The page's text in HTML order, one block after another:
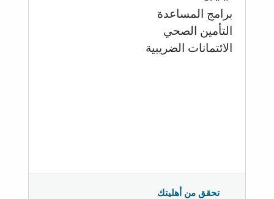
برامج المساعدة
التأمين الصحي
الائتمانات الضريبية
تحقق من أهليتك